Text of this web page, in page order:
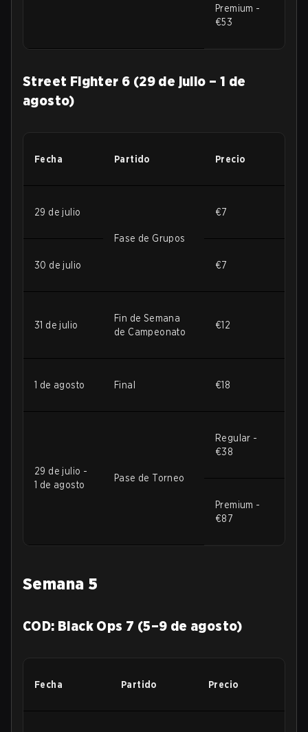
Premium -
€53
Street Fighter 6 (29 de julio – 1 de
agosto)
Fecha Partido Precio
29 de julio
Fase de Grupos
€7
30 de julio €7
31 de julio
Fin de Semana
de Campeonato
€12
1 de agosto Final €18
29 de julio -
1 de agosto
Pase de Torneo
Regular -
€38
Premium -
€87
Semana 5
COD: Black Ops 7 (5–9 de agosto)
Fecha Partido Precio